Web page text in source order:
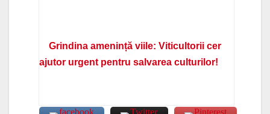
Grindina amenință viile: Viticultorii cer
ajutor urgent pentru salvarea culturilor!